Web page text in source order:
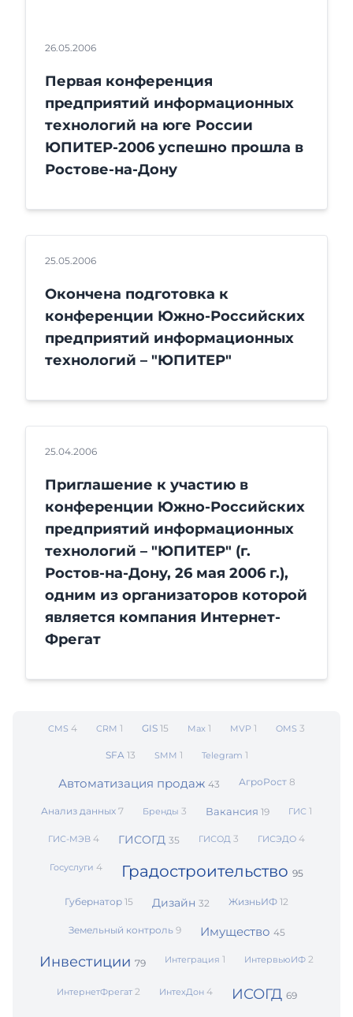
26.05.2006
Первая конференция
предприятий информационных
технологий на юге России
ЮПИТЕР-2006 успешно прошла в
Ростове-на-Дону
25.05.2006
Окончена подготовка к
конференции Южно-Российских
предприятий информационных
технологий – "ЮПИТЕР"
25.04.2006
Приглашение к участию в
конференции Южно-Российских
предприятий информационных
технологий – "ЮПИТЕР" (г.
Ростов-на-Дону, 26 мая 2006 г.),
одним из организаторов которой
является компания Интернет-
Фрегат
CMS 4 CRM 1 GIS 15 Max 1 MVP 1 OMS 3
SFA 13 SMM 1 Telegram 1
Автоматизация продаж 43 АгроРост 8
Анализ данных 7 Бренды 3 Вакансия 19 ГИС 1
ГИС-МЭВ 4 ГИСОГД 35 ГИСОД 3 ГИСЭДО 4
Госуслуги 4 Градостроительство 95
Губернатор 15 Дизайн 32 ЖизньИФ 12
Земельный контроль 9 Имущество 45
Инвестиции 79 Интеграция 1 ИнтервьюИФ 2
ИнтернетФрегат 2 ИнтехДон 4 ИСОГД 69